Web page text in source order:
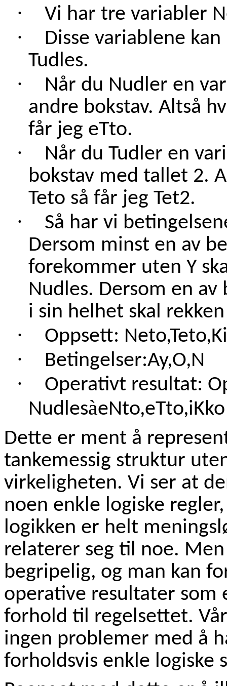
· Vi har tre variabler
·
Disse variablene
Tudles.
·
Når du Nudler en
andre bokstav. Altså
får jeg eTto.
·
Når du Tudler en
bokstav med tallet 2.
Teto så får jeg Tet2.
·
Så har vi
Dersom minst en av
forekommer uten Y
Nudles. Dersom en
i sin helhet skal
· Oppsett:
· Betingelser:Ay,O,N
·
Operativt resultat:
NudlesàeNto,eTto,iKko
Dette er ment å
tankemessig struktur
virkeligheten. Vi ser at
noen enkle logiske
logikken er helt
relaterer seg til noe.
begripelig, og man kan
operative resultater
forhold til regelsettet.
ingen problemer med å
forholdsvis enkle logiske